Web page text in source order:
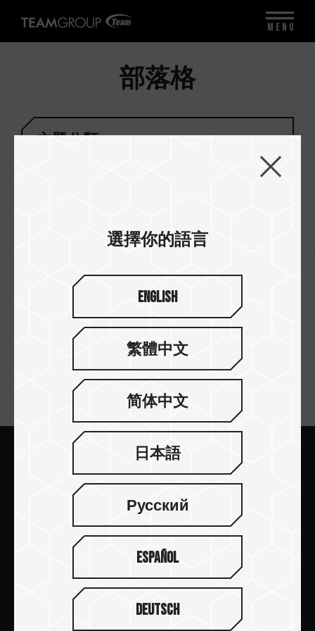
部落格
主題分類
#裝機系列 #新手村系列
訂閱電子報
送出
新聞中心
選擇你的語言
English
繁體中文
简体中文
日本語
Русский
Español
Deutsch
MENU